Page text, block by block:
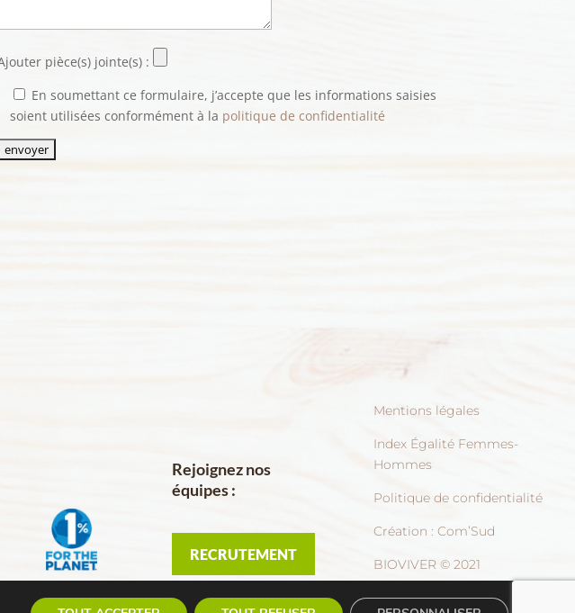
pièce(s) jointe(s) :
En soumettant ce formulaire, j’accepte que les informations saisies
soient utilisées conformément à la politique de confidentialité
Rejoignez nos
équipes :
RECRUTEMENT
Mentions légales
Index Égalité Femmes-
Hommes
Politique de confidentialité
Création : Com’Sud
BIOVIVER © 2021